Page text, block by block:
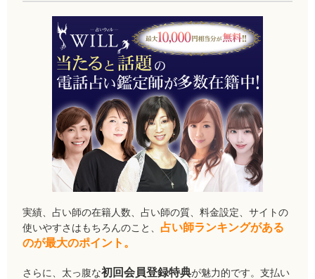
実績、占い師の在籍人数、占い師の質、料金設定、サイトの
使いやすさはもちろんのこと、 占い師ランキングがある
のが最大のポイント。
さらに、太っ腹な初回会員登録特典が魅力的です。支払い